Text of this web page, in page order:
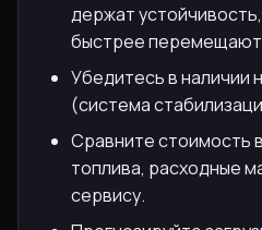
держат
быстрее
Убедитесь в наличии
(система
Сравните стоимость
топлива, расходные
сервису.